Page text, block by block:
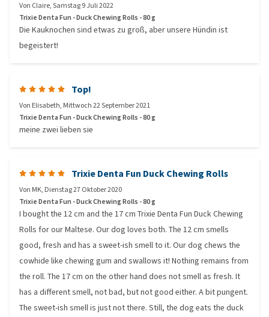
Von Claire,Samstag 9 Juli 2022
Trixie Denta Fun - Duck Chewing Rolls - 80 g
Die Kauknochen sind etwas zu groß, aber unsere Hündin ist
begeistert!
Top!
Von Elisabeth, Mittwoch 22 September 2021
Trixie Denta Fun - Duck Chewing Rolls - 80 g
meine zwei lieben sie
Trixie Denta Fun Duck Chewing Rolls
Von MK, Dienstag 27 Oktober 2020
Trixie Denta Fun - Duck Chewing Rolls - 80 g
I bought the 12 cm and the 17 cm Trixie Denta Fun Duck Chewing
Rolls for our Maltese. Our dog loves both. The 12 cm smells
good, fresh and has a sweet-ish smell to it. Our dog chews the
cowhide like chewing gum and swallows it! Nothing remains from
the roll. The 17 cm on the other hand does not smell as fresh. It
has a different smell, not bad, but not good either. A bit pungent.
The sweet-ish smell is just not there. Still, the dog eats the duck